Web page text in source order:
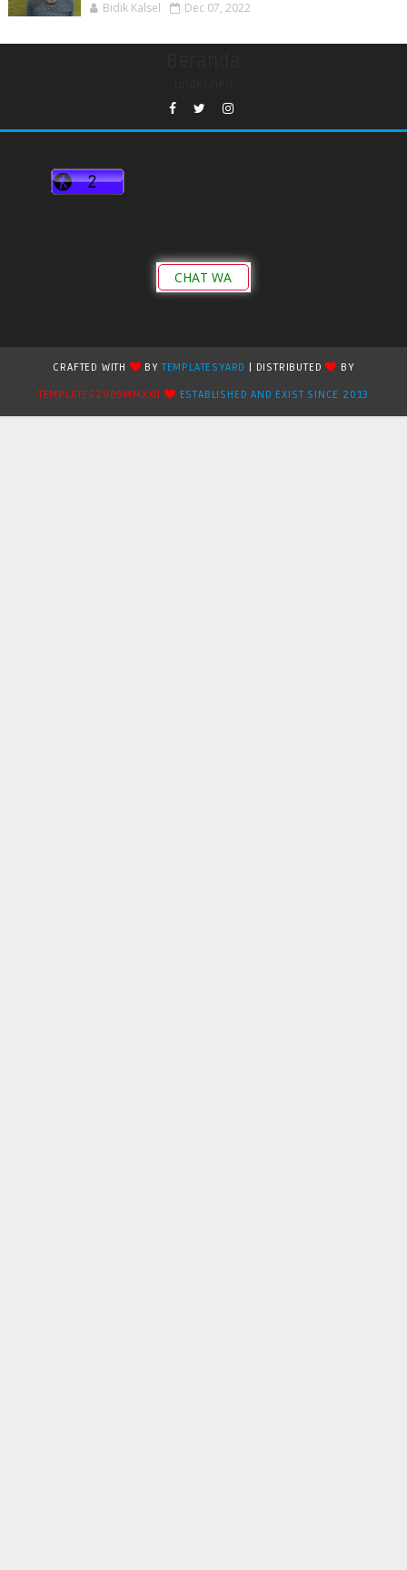
Bidik Kalsel Dec 07, 2022
CHAT WA
CRAFTED WITH BYTEMPLATESYARD | DISTRIBUTED
BY
TEMPLATES2909MMXXII
ESTABLISHED AND EXIST SINCE 2013